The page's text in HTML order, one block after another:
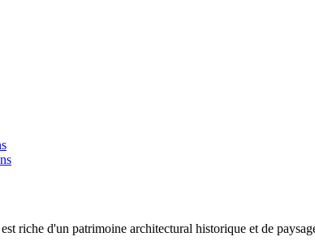
riche d'un patrimoine architectural historique et de